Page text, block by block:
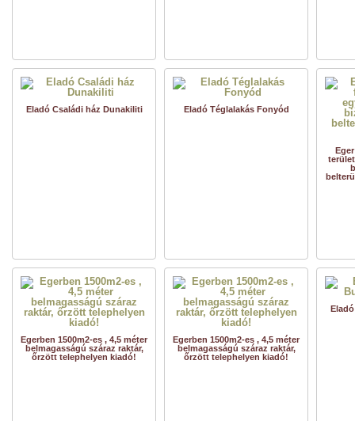
Eladó Családi ház Dunakiliti Eladó Téglalakás Fonyód
Egerben 1500m2-es , 4,5 méter
belmagasságú száraz raktár,
őrzött telephelyen kiadó!
Egerben 1500m2-es , 4,5 méter
belmagasságú száraz raktár,
őrzött telephelyen kiadó!